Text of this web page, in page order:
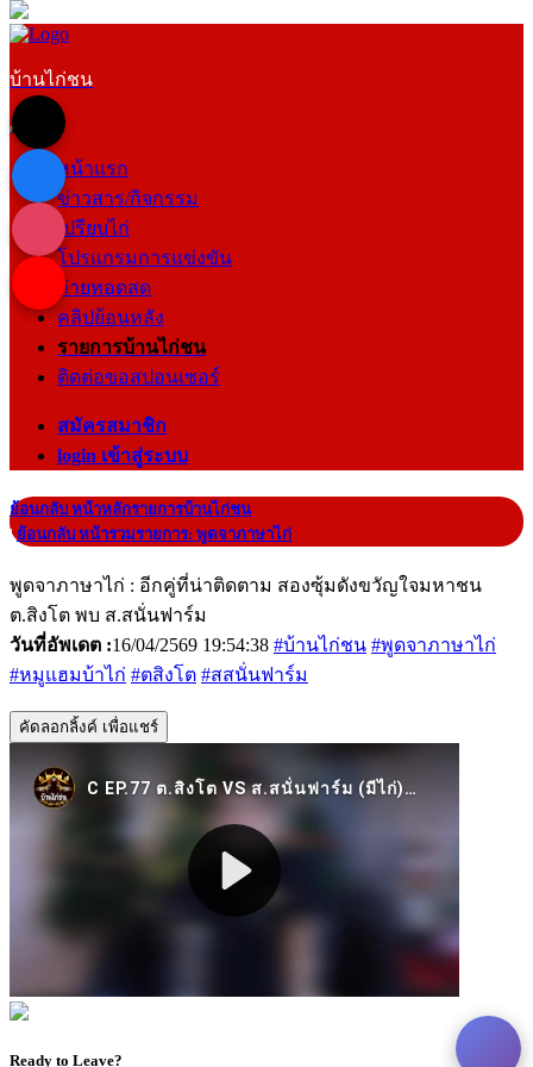
บ้านไก่ชน
หน้าแรก
ข่าวสาร/กิจกรรม
เปรียบไก่
โปรแกรมการแข่งขัน
ถ่ายทอดสด
คลิปย้อนหลัง
รายการบ้านไก่ชน
ติดต่อขอสปอนเซอร์
สมัครสมาชิก
login เข้าสู่ระบบ
ย้อนกลับ หน้าหลักรายการบ้านไก่ชน
|ย้อนกลับ หน้ารวมรายการ: พูดจาภาษาไก่
พูดจาภาษาไก่ : อีกคู่ที่น่าติดตาม สองซุ้มดังขวัญใจมหาชน
ต.สิงโต พบ ส.สนั่นฟาร์ม
วันที่อัพเดต :16/04/2569 19:54:38 #บ้านไก่ชน #พูดจาภาษาไก่
#หมูแฮมบ้าไก่ #ตสิงโต #สสนั่นฟาร์ม
คัดลอกลิ้งค์ เพื่อแชร์
Ready to Leave?